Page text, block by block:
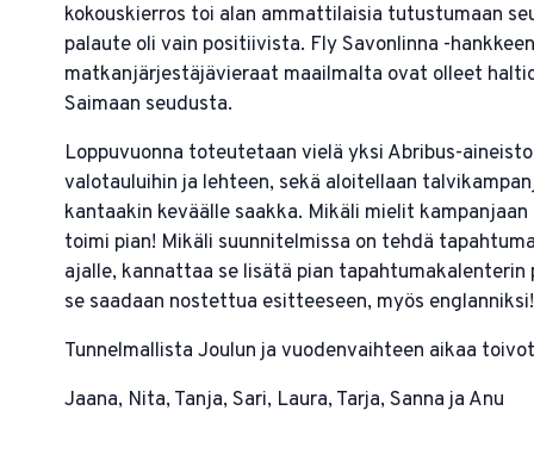
kokouskierros toi alan ammattilaisia tutustumaan
palaute oli vain positiivista. Fly Savonlinna -
matkanjärjestäjävieraat maailmalta ovat olleet
Saimaan seudusta.
Loppuvuonna toteutetaan vielä yksi Abribus-
valotauluihin ja lehteen, sekä aloitellaan
kantaakin keväälle saakka. Mikäli mielit kampanjaan
toimi pian! Mikäli suunnitelmissa on tehdä
ajalle, kannattaa se lisätä pian tapahtumakalenterin
se saadaan nostettua esitteeseen, myös englanniksi!
Tunnelmallista Joulun ja vuodenvaihteen aikaa
Jaana, Nita, Tanja, Sari, Laura, Tarja, Sanna ja Anu